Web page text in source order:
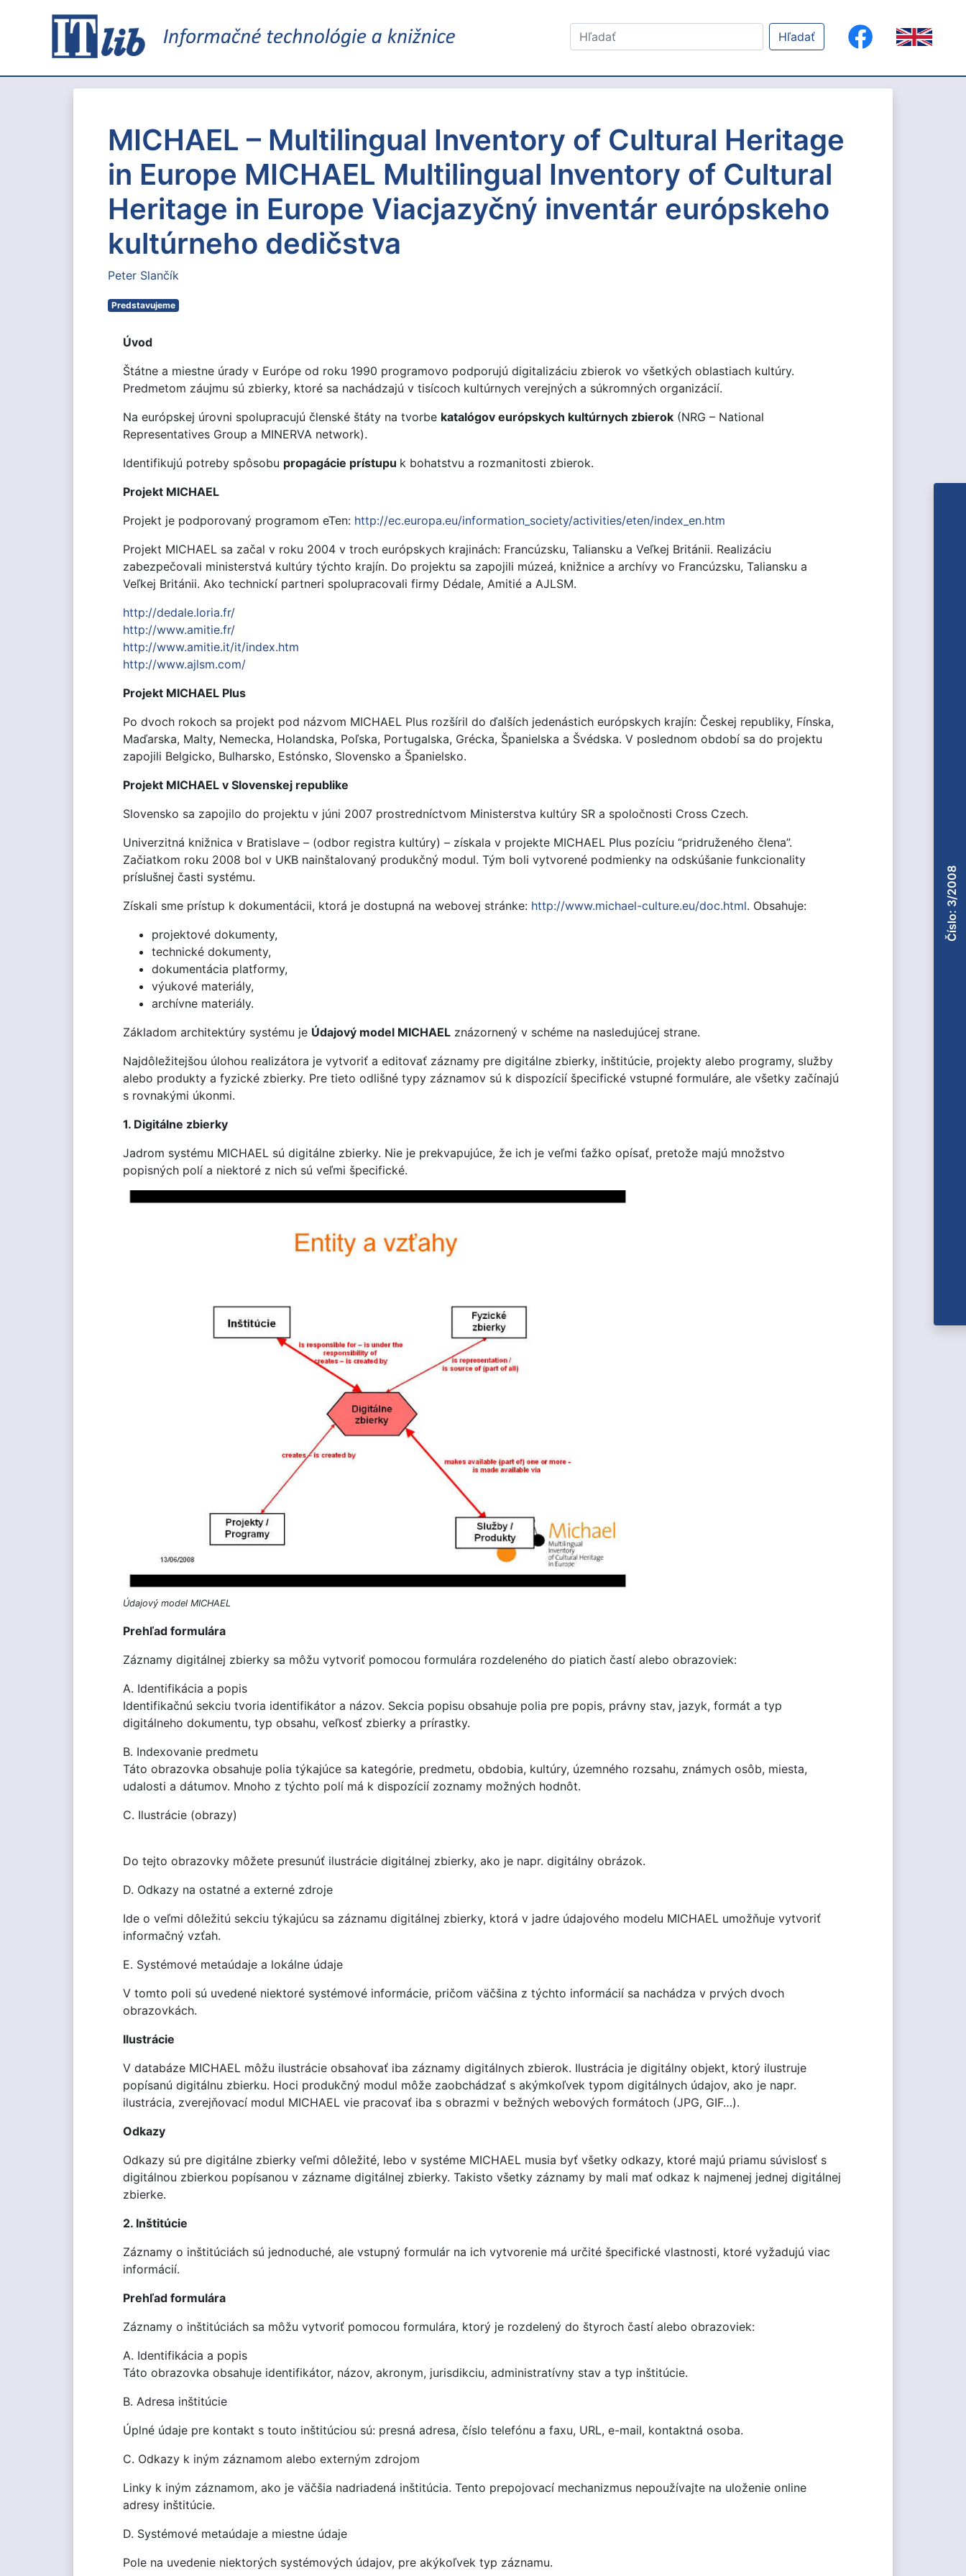
Hľadať
MICHAEL – Multilingual Inventory of Cultural Heritage
in Europe MICHAEL Multilingual Inventory of Cultural
Heritage in Europe Viacjazyčný inventár európskeho
kultúrneho dedičstva
Peter Slančík
Predstavujeme
Úvod
Štátne a miestne úrady v Európe od roku 1990 programovo podporujú digitalizáciu zbierok vo všetkých oblastiach kultúry.
Predmetom záujmu sú zbierky, ktoré sa nachádzajú v tisícoch kultúrnych verejných a súkromných organizácií.
Na európskej úrovni spolupracujú členské štáty na tvorbe katalógov európskych kultúrnych zbierok (NRG – National
Representatives Group a MINERVA network).
Identifikujú potreby spôsobu propagácie prístupu k bohatstvu a rozmanitosti zbierok.
Projekt MICHAEL
Projekt je podporovaný programom eTen: http://ec.europa.eu/information_society/activities/eten/index_en.htm
Projekt MICHAEL sa začal v roku 2004 v troch európskych krajinách: Francúzsku, Taliansku a Veľkej Británii. Realizáciu
zabezpečovali ministerstvá kultúry týchto krajín. Do projektu sa zapojili múzeá, knižnice a archívy vo Francúzsku, Taliansku a
Veľkej Británii. Ako technickí partneri spolupracovali firmy Dédale, Amitié a AJLSM.
http://dedale.loria.fr/
http://www.amitie.fr/
http://www.amitie.it/it/index.htm
http://www.ajlsm.com/
Projekt MICHAEL Plus
Po dvoch rokoch sa projekt pod názvom MICHAEL Plus rozšíril do ďalších jedenástich európskych krajín: Českej republiky, Fínska,
Maďarska, Malty, Nemecka, Holandska, Poľska, Portugalska, Grécka, Španielska a Švédska. V poslednom období sa do projektu
zapojili Belgicko, Bulharsko, Estónsko, Slovensko a Španielsko.
Projekt MICHAEL v Slovenskej republike
Slovensko sa zapojilo do projektu v júni 2007 prostredníctvom Ministerstva kultúry SR a spoločnosti Cross Czech.
Univerzitná knižnica v Bratislave – (odbor registra kultúry) – získala v projekte MICHAEL Plus pozíciu “pridruženého člena”.
Začiatkom roku 2008 bol v UKB nainštalovaný produkčný modul. Tým boli vytvorené podmienky na odskúšanie funkcionality
príslušnej časti systému.
Získali sme prístup k dokumentácii, ktorá je dostupná na webovej stránke: http://www.michael-culture.eu/doc.html. Obsahuje:
projektové dokumenty,
technické dokumenty,
dokumentácia platformy,
výukové materiály,
archívne materiály.
Základom architektúry systému je Údajový model MICHAEL znázornený v schéme na nasledujúcej strane.
Najdôležitejšou úlohou realizátora je vytvoriť a editovať záznamy pre digitálne zbierky, inštitúcie, projekty alebo programy, služby
alebo produkty a fyzické zbierky. Pre tieto odlišné typy záznamov sú k dispozícií špecifické vstupné formuláre, ale všetky začínajú
s rovnakými úkonmi.
1. Digitálne zbierky
Jadrom systému MICHAEL sú digitálne zbierky. Nie je prekvapujúce, že ich je veľmi ťažko opísať, pretože majú množstvo
popisných polí a niektoré z nich sú veľmi špecifické.
Údajový model MICHAEL
Prehľad formulára
Záznamy digitálnej zbierky sa môžu vytvoriť pomocou formulára rozdeleného do piatich častí alebo obrazoviek:
A. Identifikácia a popis
Identifikačnú sekciu tvoria identifikátor a názov. Sekcia popisu obsahuje polia pre popis, právny stav, jazyk, formát a typ
digitálneho dokumentu, typ obsahu, veľkosť zbierky a prírastky.
B. Indexovanie predmetu
Táto obrazovka obsahuje polia týkajúce sa kategórie, predmetu, obdobia, kultúry, územného rozsahu, známych osôb, miesta,
udalosti a dátumov. Mnoho z týchto polí má k dispozícií zoznamy možných hodnôt.
C. Ilustrácie (obrazy)
Do tejto obrazovky môžete presunúť ilustrácie digitálnej zbierky, ako je napr. digitálny obrázok.
D. Odkazy na ostatné a externé zdroje
Ide o veľmi dôležitú sekciu týkajúcu sa záznamu digitálnej zbierky, ktorá v jadre údajového modelu MICHAEL umožňuje vytvoriť
informačný vzťah.
E. Systémové metaúdaje a lokálne údaje
V tomto poli sú uvedené niektoré systémové informácie, pričom väčšina z týchto informácií sa nachádza v prvých dvoch
obrazovkách.
Ilustrácie
V databáze MICHAEL môžu ilustrácie obsahovať iba záznamy digitálnych zbierok. Ilustrácia je digitálny objekt, ktorý ilustruje
popísanú digitálnu zbierku. Hoci produkčný modul môže zaobchádzať s akýmkoľvek typom digitálnych údajov, ako je napr.
ilustrácia, zverejňovací modul MICHAEL vie pracovať iba s obrazmi v bežných webových formátoch (JPG, GIF…).
Odkazy
Odkazy sú pre digitálne zbierky veľmi dôležité, lebo v systéme MICHAEL musia byť všetky odkazy, ktoré majú priamu súvislosť s
digitálnou zbierkou popísanou v zázname digitálnej zbierky. Takisto všetky záznamy by mali mať odkaz k najmenej jednej digitálnej
zbierke.
2. Inštitúcie
Záznamy o inštitúciách sú jednoduché, ale vstupný formulár na ich vytvorenie má určité špecifické vlastnosti, ktoré vyžadujú viac
informácií.
Prehľad formulára
Záznamy o inštitúciách sa môžu vytvoriť pomocou formulára, ktorý je rozdelený do štyroch častí alebo obrazoviek:
A. Identifikácia a popis
Táto obrazovka obsahuje identifikátor, názov, akronym, jurisdikciu, administratívny stav a typ inštitúcie.
B. Adresa inštitúcie
Úplné údaje pre kontakt s touto inštitúciou sú: presná adresa, číslo telefónu a faxu, URL, e-mail, kontaktná osoba.
C. Odkazy k iným záznamom alebo externým zdrojom
Linky k iným záznamom, ako je väčšia nadriadená inštitúcia. Tento prepojovací mechanizmus nepoužívajte na uloženie online
adresy inštitúcie.
D. Systémové metaúdaje a miestne údaje
Pole na uvedenie niektorých systémových údajov, pre akýkoľvek typ záznamu.
Číslo: 3/2008